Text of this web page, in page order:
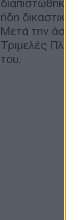
διαπιστώθηκε
ήδη
Μετά την
Τριμελές
του.